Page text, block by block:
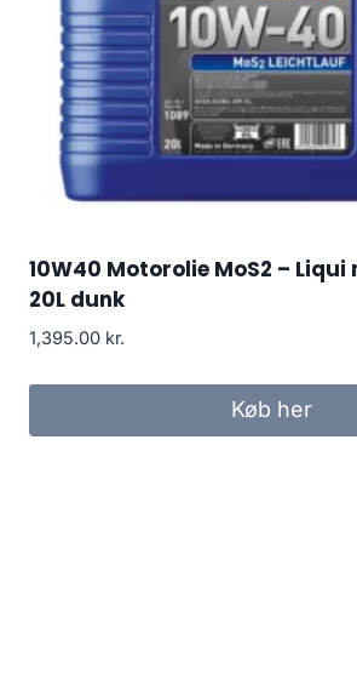
10W40 Motorolie MoS2 – Liqui
20L dunk
1,395.00 kr.
Køb her